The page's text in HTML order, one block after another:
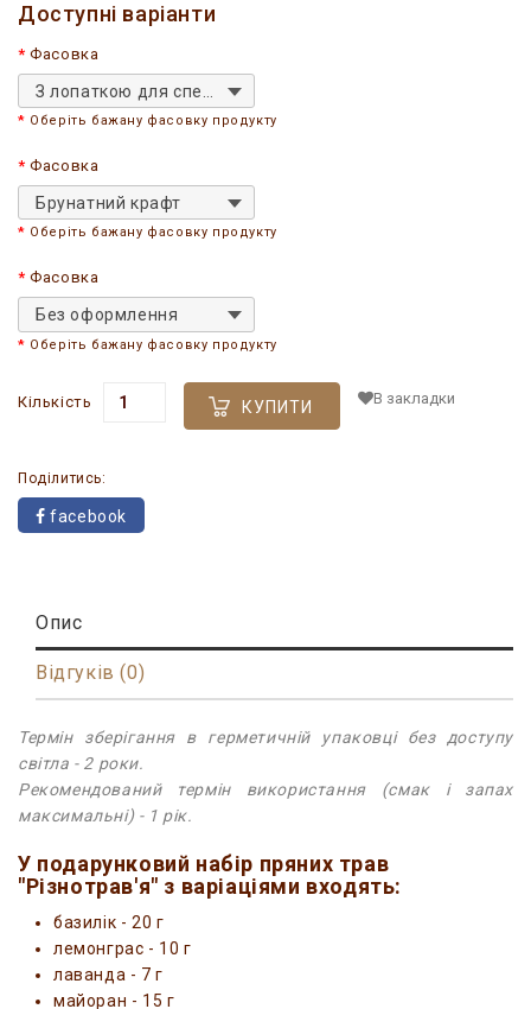
Доступні варіанти
Фасовка
Оберіть бажану фасовку продукту
Фасовка
Брунатний крафт
Оберіть бажану фасовку продукту
Фасовка
Без оформлення
Оберіть бажану фасовку продукту
Кількість КУПИТИ В закладки
Поділитись:
facebook
Опис
Відгуків (0)
Термін зберігання в герметичній упаковці без доступу
світла - 2 роки.
Рекомендований термін використання (смак і запах
максимальні) - 1 рік.
У подарунковий набір пряних трав
"Різнотрав'я" з варіаціями входять:
базилік - 20 г
лемонграс - 10 г
лаванда - 7 г
майоран - 15 г